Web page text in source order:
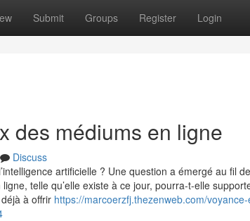
Submit Groups Register Login
des médiums en ligne
Discuss
artificielle ? Une question a émergé au fil
telle qu’elle existe à ce jour, pourra-t-elle
à offrir https://marcoerzfj.thezenweb.com/